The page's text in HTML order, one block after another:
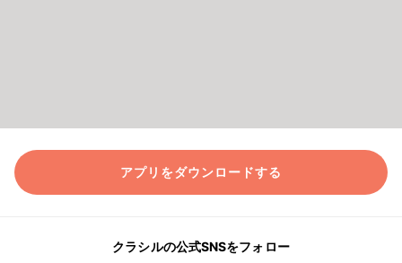
アプリをダウンロードする
クラシルの公式SNSをフォロー